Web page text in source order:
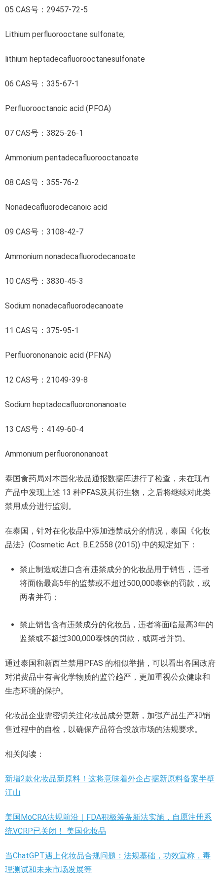
05 CAS号：29457-72-5
Lithium perfluorooctane sulfonate;
lithium heptadecafluorooctanesulfonate
06 CAS号：335-67-1
Perfluorooctanoic acid (PFOA)
07 CAS号：3825-26-1
Ammonium pentadecafluorooctanoate
08 CAS号：355-76-2
Nonadecafluorodecanoic acid
09 CAS号：3108-42-7
Ammonium nonadecafluorodecanoate
10 CAS号：3830-45-3
Sodium nonadecafluorodecanoate
11 CAS号：375-95-1
Perfluorononanoic acid (PFNA)
12 CAS号：21049-39-8
Sodium heptadecafluorononanoate
13 CAS号：4149-60-4
Ammonium perfluorononanoat
泰国食药局对本国化妆品通报数据库进行了检查，未在现有
产品中发现上述 13 种PFAS及其衍生物，之后将继续对此类
禁用成分进行监测。
在泰国，针对在化妆品中添加违禁成分的情况，泰国《化妆
品法》(Cosmetic Act. B.E.2558 (2015)) 中的规定如下：
禁止制造或进口含有违禁成分的化妆品用于销售，违者
将面临最高5年的监禁或不超过500,000泰铢的罚款，或
两者并罚；
禁止销售含有违禁成分的化妆品，违者将面临最高3年的
监禁或不超过300,000泰铢的罚款，或两者并罚。
通过泰国和新西兰禁用PFAS 的相似举措，可以看出各国政府
对消费品中有害化学物质的监管趋严，更加重视公众健康和
生态环境的保护。
化妆品企业需密切关注化妆品成分更新，加强产品生产和销
售过程中的自检，以确保产品符合投放市场的法规要求。
相关阅读：
新增2款化妆品新原料！这将意味着外企占据新原料备案半壁
江山
美国MoCRA法规前沿｜FDA积极筹备新法实施，自愿注册系
统VCRP已关闭！ 美国化妆品
当ChatGPT遇上化妆品合规问题：法规基础，功效宣称，毒
理测试和未来市场发展等